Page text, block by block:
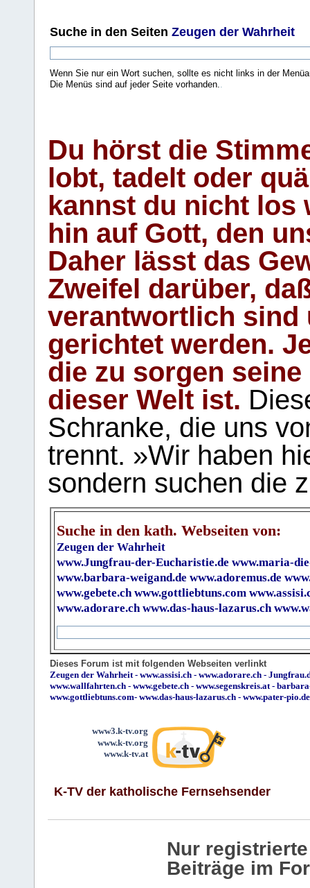
Suche in den Seiten Zeugen der Wahrheit
Wenn Sie nur ein Wort suchen, sollte es nicht links in der
Die Menüs sind auf jeder Seite vorhanden..
Du hörst die
lobt, tadelt oder
kannst du nicht los
hin auf Gott, den
Daher lässt das
Zweifel darüber,
verantwortlich sind
gerichtet werden.
die zu sorgen
dieser Welt ist.
Schranke, die uns
trennt. »Wir haben
sondern suchen die
Suche in den kath. Webseiten von:
Zeugen der Wahrheit
www.Jungfrau-der-Eucharistie.de www.maria-
www.barbara-weigand.de www.adoremus.de
www.gebete.ch www.gottliebtuns.com
www.adorare.ch www.das-haus-lazarus.ch
Dieses Forum ist mit folgenden Webseiten verlinkt
Zeugen der Wahrheit- www.assisi.ch - www.adorare.ch -
www.wallfahrten.ch - www.gebete.ch - www.segenskreis.at-
www.gottliebtuns.com- www.das-haus-lazarus.ch - www.pater-pio.de
www3.k-tv.org
www.k-tv.org
www.k-tv.at
K-TV der katholische Fernsehsender
Nur
Beiträge im